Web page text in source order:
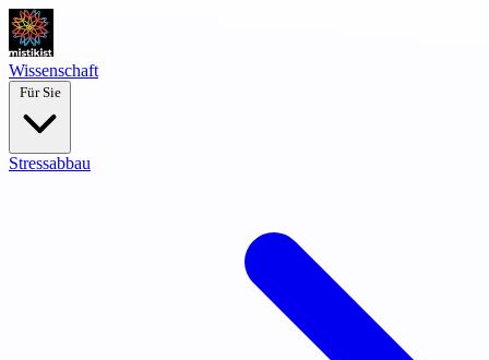
Wissenschaft
Für Sie
Stressabbau